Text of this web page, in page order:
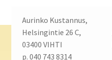
Aurinko Kustannus,
Helsingintie 26 C,
03400 VIHTI
p. 040 743 8314